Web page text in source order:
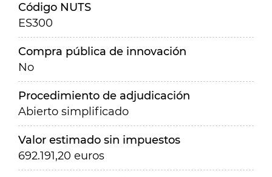
Código NUTS
ES300
Compra pública de innovación
No
Procedimiento de adjudicación
Abierto simplificado
Valor estimado sin impuestos
692.191,20 euros